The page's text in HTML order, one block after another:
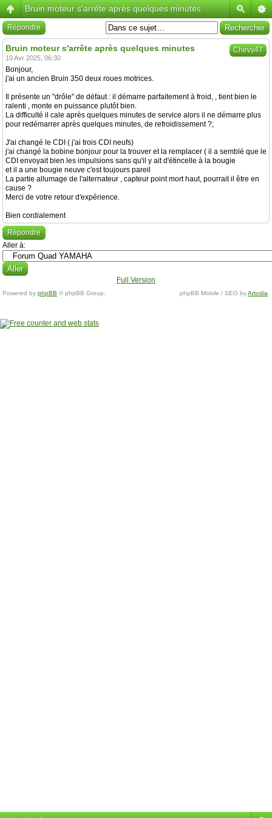
Bruin moteur s'arrête après quelques minutes
Répondre
Chevy47
Bruin moteur s'arrête après quelques minutes
10 Avr 2025, 06:30
Bonjour,
j'ai un ancien Bruin 350 deux roues motrices.
Il présente un "drôle" de défaut : il démarre parfaitement à froid, , tient bien le
ralenti , monte en puissance plutôt bien.
La difficulté il cale après quelques minutes de service alors il ne démarre plus
pour redémarrer après quelques minutes, de refroidissement ?;
J'ai changé le CDI ( j'ai trois CDI neufs)
j'ai changé la bobine bonjour pour la trouver et la remplacer ( il a semblé que le
CDI envoyait bien les impulsions sans qu'il y ait d'étincelle à la bougie
et il a une bougie neuve c'est toujours pareil
La partie allumage de l'alternateur , capteur point mort haut, pourrait il être en
cause ?
Merci de votre retour d'expérience.
Bien cordialement
Répondre
Aller à:
Full Version
Powered by phpBB © phpBB Group. phpBB Mobile / SEO byArtodia